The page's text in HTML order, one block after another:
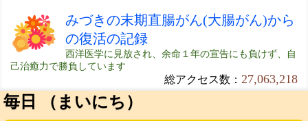
みづきの末期直腸がん(大腸がん)から
の復活の記録
西洋医学に見放され、余命１年の宣告にも負けず、自
己治癒力で勝負しています
総アクセス数： 27,063,218
毎日 （まいにち）